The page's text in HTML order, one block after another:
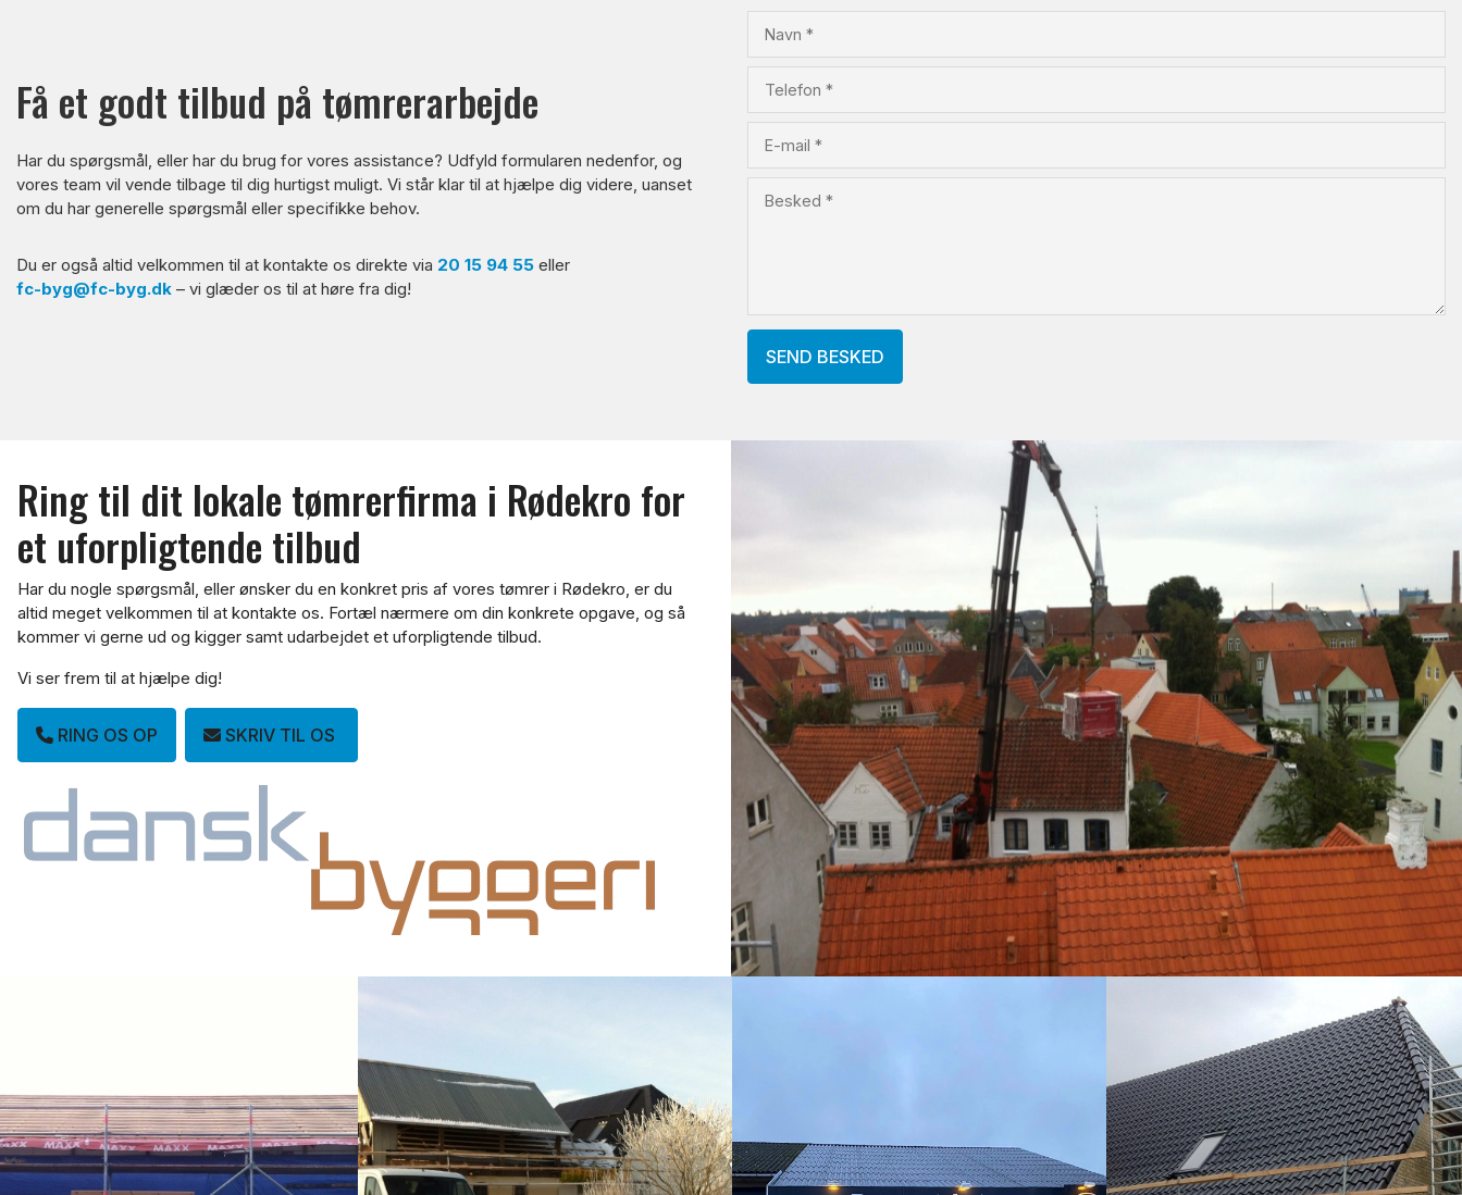
Få et godt tilbud på tømrerarbejde
Har du spørgsmål, eller har du brug for vores assistance? Udfyld formularen nedenfor, og
vores team vil vende tilbage til dig hurtigst muligt. Vi står klar til at hjælpe dig videre, uanset
om du har generelle spørgsmål eller specifikke behov.
Du er også altid velkommen til at kontakte os direkte via 20 15 94 55 eller
fc-byg@fc-byg.dk – vi glæder os til at høre fra dig!
Ring til dit lokale tømrerfirma i Rødekro for
et uforpligtende tilbud
Har du nogle spørgsmål, eller ønsker du en konkret pris af vores tømrer i Rødekro, er du
altid meget velkommen til at kontakte os. Fortæl nærmere om din konkrete opgave, og så
kommer vi gerne ud og kigger samt udarbejdet et uforpligtende tilbud.
Vi ser frem til at hjælpe dig!
RING OS OP SKRIV TIL OS